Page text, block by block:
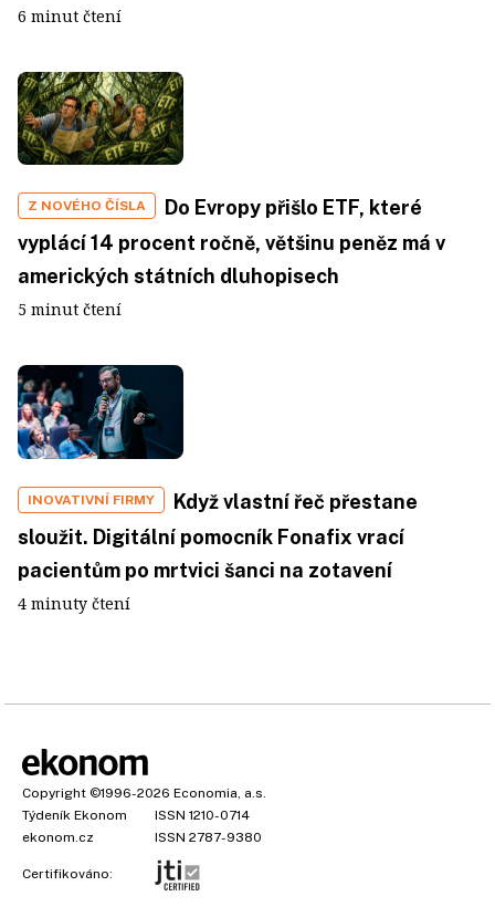
6 minut čtení
Z NOVÉHO ČÍSLA
Do Evropy přišlo ETF, které
vyplácí 14 procent ročně, většinu peněz má v
amerických státních dluhopisech
5 minut čtení
INOVATIVNÍ FIRMY
Když vlastní řeč přestane
sloužit. Digitální pomocník Fonafix vrací
pacientům po mrtvici šanci na zotavení
4 minuty čtení
Copyright ©1996-2026 Economia, a.s.
Týdeník Ekonom
ISSN 1210-0714
ekonom.cz
ISSN 2787-9380
Certifikováno: